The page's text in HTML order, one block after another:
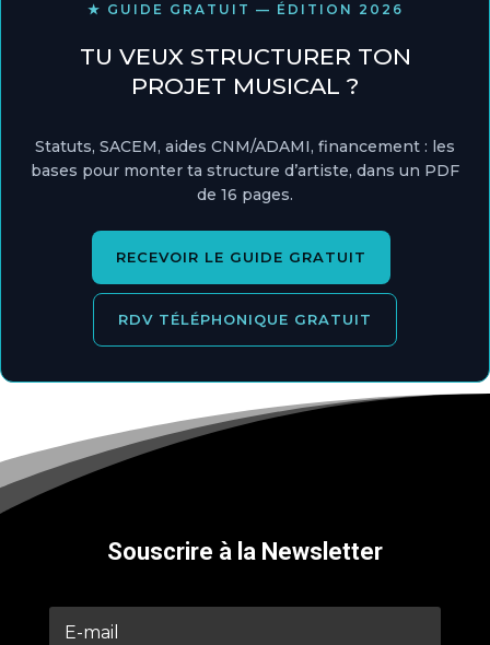
★ GUIDE GRATUIT — ÉDITION 2026
TU VEUX STRUCTURER TON
PROJET MUSICAL ?
Statuts, SACEM, aides CNM/ADAMI, financement : les
bases pour monter ta structure d’artiste, dans un PDF
de 16 pages.
RECEVOIR LE GUIDE GRATUIT
RDV TÉLÉPHONIQUE GRATUIT
Souscrire à la Newsletter